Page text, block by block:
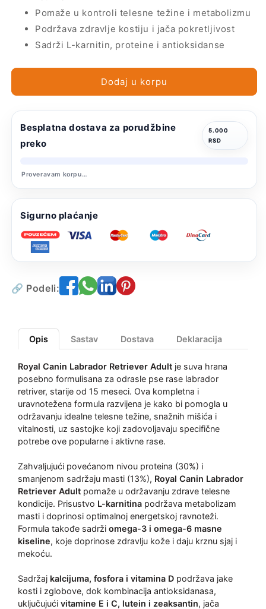
Labrador
Retriever
Adult
Hrana
Labrador
Retriever
Adult
Hrana
Pomaže u kontroli telesne težine i metabolizmu
Podržava zdravlje kostiju i jača pokretljivost
Sadrži L-karnitin, proteine i antioksidanse
Dodaj u korpu
Besplatna dostava za porudžbine
preko
5.000
RSD
Proveravam korpu…
Sigurno plaćanje
🔗 Podeli:
Opis Sastav Dostava Deklaracija
Royal Canin Labrador Retriever Adult je suva hrana
posebno formulisana za odrasle pse rase labrador
retriver, starije od 15 meseci. Ova kompletna i
uravnotežena formula razvijena je kako bi pomogla u
održavanju idealne telesne težine, snažnih mišića i
vitalnosti, uz sastojke koji zadovoljavaju specifične
potrebe ove popularne i aktivne rase.
Zahvaljujući povećanom nivou proteina (30%) i
smanjenom sadržaju masti (13%), Royal Canin Labrador
Retriever Adult pomaže u održavanju zdrave telesne
kondicije. Prisustvo L-karnitina podržava metabolizam
masti i doprinosi optimalnoj energetskoj ravnoteži.
Formula takođe sadrži omega-3 i omega-6 masne
kiseline, koje doprinose zdravlju kože i daju krznu sjaj i
mekoću.
Sadržaj kalcijuma, fosfora i vitamina D podržava jake
kosti i zglobove, dok kombinacija antioksidanasa,
uključujući vitamine E i C, lutein i zeaksantin, jača